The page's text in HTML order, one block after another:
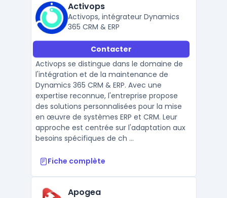
Activops
Activops, intégrateur Dynamics
365 CRM & ERP
Contacter
Activops se distingue dans le domaine de
l'intégration et de la maintenance de
Dynamics 365 CRM & ERP. Avec une
expertise reconnue, l'entreprise propose
des solutions personnalisées pour la mise
en œuvre de systèmes ERP et CRM. Leur
approche est centrée sur l'adaptation aux
besoins spécifiques de ch ...
Fiche complète
Apogea